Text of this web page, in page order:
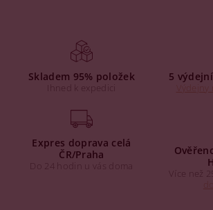
Skladem 95% položek
Ihned k expedici
5
Expres doprava celá
ČR/Praha
Do 24 hodin u vás doma
Více než